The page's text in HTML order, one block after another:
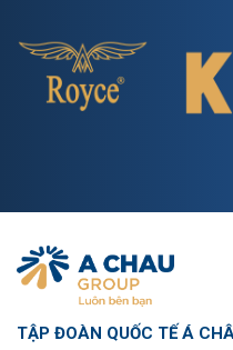
TẬP ĐOÀN QUỐC TẾ Á